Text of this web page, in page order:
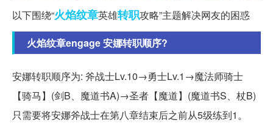
以下围绕“火焰纹章英雄转职攻略”主题解决网友的困惑
火焰纹章engage 安娜转职顺序?
安娜转职顺序为: 斧战士Lv.10→勇士Lv.1→魔法师骑士
【骑马】(剑B、魔道书A)→圣者【魔道】(魔道书S、杖B)
只需要将安娜斧战士在第八章结束后之前从5级练到1。